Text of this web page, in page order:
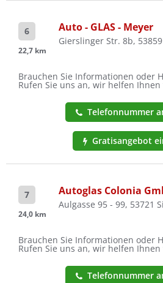
6
22,7 km
Auto - GLAS - Meyer
Gierslinger Str. 8b,
Brauchen Sie Informationen oder
Rufen Sie uns an, wir helfen
Telefonnummer
Gratisangebot
7
24,0 km
Autoglas Colonia
Aulgasse 95 - 99, 53721
Brauchen Sie Informationen oder
Rufen Sie uns an, wir helfen
Telefonnummer